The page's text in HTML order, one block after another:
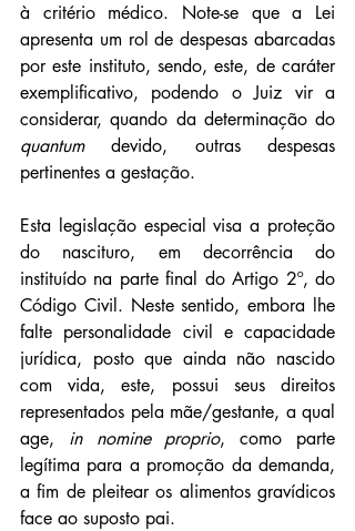
à critério médico. Note-se que a Lei
apresenta um rol de despesas abarcadas
por este instituto, sendo, este, de caráter
exemplificativo, podendo o Juiz vir a
quantum devido, outras despesas
pertinentes a gestação.
Esta legislação especial visa a proteção
do nascituro, em decorrência do
instituído na parte final do Artigo 2º, do
Código Civil. Neste sentido, embora lhe
falte personalidade civil e capacidade
jurídica, posto que ainda não nascido
com vida, este, possui seus direitos
representados pela mãe/gestante, a qual
age, in nomine proprio, como parte
legítima para a promoção da demanda,
a fim de pleitear os alimentos gravídicos
face ao suposto pai.